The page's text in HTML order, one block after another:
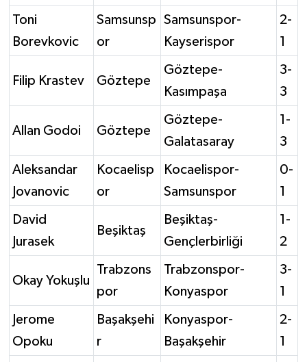
Toni
Borevkovic
Samsunsp
or
Samsunspor-
Kayserispor
2-
1
Filip Krastev Göztepe
Göztepe-
Kasımpaşa
3-
3
Allan Godoi Göztepe
Göztepe-
Galatasaray
1-
3
Aleksandar
Jovanovic
Kocaelisp
or
Kocaelispor-
Samsunspor
0-
1
David
Jurasek
Beşiktaş
Beşiktaş-
Gençlerbirliği
1-
2
Okay Yokuşlu
Trabzons
por
Trabzonspor-
Konyaspor
3-
1
Jerome
Opoku
Başakşehi
r
Konyaspor-
Başakşehir
2-
1